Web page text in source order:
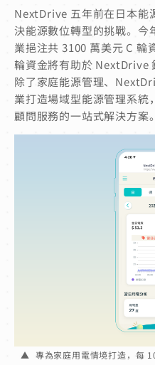
NextDrive 五年前在日本能
決能源數位轉型的挑戰。
業挹注共 3100 萬美元 C 輪
輪資金將有助於 NextDrive
除了家庭能源管理、
業打造場域型能源管理系統
顧問服務的一站式解決方案。
▲ 專為家庭用電情境打造，每